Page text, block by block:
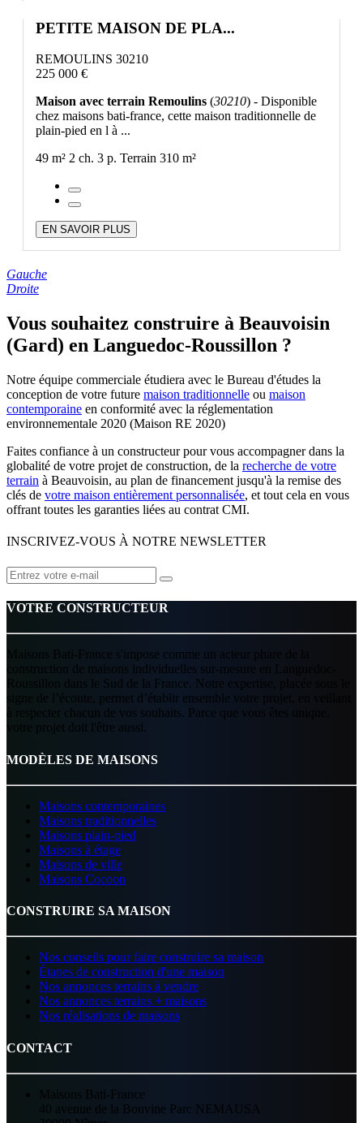
PETITE MAISON DE PLA...
REMOULINS 30210
225 000 €
Maison avec terrain Remoulins (30210) - Disponible
chez maisons bati-france, cette maison traditionnelle de
plain-pied en l à ...
49 m² 2 ch. 3 p. Terrain 310 m²
EN SAVOIR PLUS
Gauche
Droite
Vous souhaitez construire à Beauvoisin
(Gard) en Languedoc-Roussillon ?
Notre équipe commerciale étudiera avec le Bureau d'études la
conception de votre future maison traditionnelle ou maison
contemporaine en conformité avec la réglementation
environnementale 2020 (Maison RE 2020)
Faites confiance à un constructeur pour vous accompagner dans la
globalité de votre projet de construction, de la recherche de votre
terrain à Beauvoisin, au plan de financement jusqu'à la remise des
clés de votre maison entièrement personnalisée, et tout cela en vous
offrant toutes les garanties liées au contrat CMI.
INSCRIVEZ-VOUS À NOTRE NEWSLETTER
VOTRE CONSTRUCTEUR
Maisons Bati-France s'impose comme un acteur phare de la
construction de maisons individuelles sur-mesure en Languedoc-
Roussillon dans le Sud de la France. Notre expertise, placée sous le
signe de l’écoute, permet d’établir ensemble votre projet, en veillant
à respecter chacun de vos souhaits. Parce que vous êtes unique,
votre projet doit l'être aussi.
MODÈLES DE MAISONS
Maisons contemporaines
Maisons traditionnelles
Maisons plain-pied
Maisons à étage
Maisons de ville
Maisons Cocoon
CONSTRUIRE SA MAISON
Nos conseils pour faire construire sa maison
Étapes de construction d'une maison
Nos annonces terrains à vendre
Nos annonces terrains + maisons
Nos réalisations de maisons
CONTACT
Maisons Bati-France
40 avenue de la Bouvine Parc NEMAUSA